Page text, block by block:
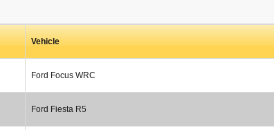
Vehicle
Ford Focus WRC
Ford Fiesta R5